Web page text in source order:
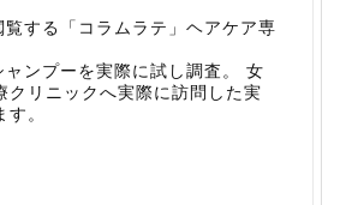
覧する「コラムラテ」ヘアケア専
ンプーを実際に試し調査。 女
クリニックへ実際に訪問した実
。